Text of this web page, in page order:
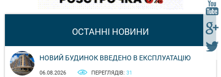
ОСТАННІ НОВИНИ
НОВИЙ БУДИНОК ВВЕДЕНО В ЕКСПЛУАТАЦІЮ
06.08.2026 ПЕРЕГЛЯДІВ: 31